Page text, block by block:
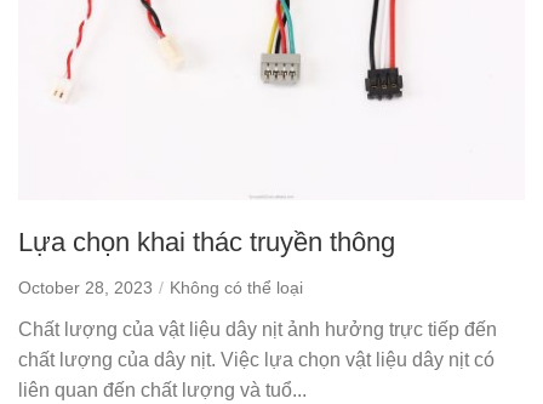
Lựa chọn khai thác truyền thông
October 28, 2023 Không có thể loại
Chất lượng của vật liệu dây nịt ảnh hưởng trực tiếp đến
chất lượng của dây nịt. Việc lựa chọn vật liệu dây nịt có
liên quan đến chất lượng và tuổ...